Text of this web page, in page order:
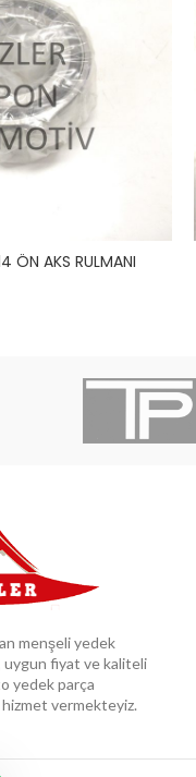
ÖN AKS RULMANI
menşeli yedek
uygun fiyat ve kaliteli
yedek parça
hizmet vermekteyiz.